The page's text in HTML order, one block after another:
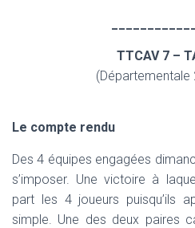
TTCAV 7 –
(Départementale
Le compte rendu
Des 4 équipes engagées
s’imposer. Une victoire à
part les 4 joueurs puisqu’ils
simple. Une des deux paires